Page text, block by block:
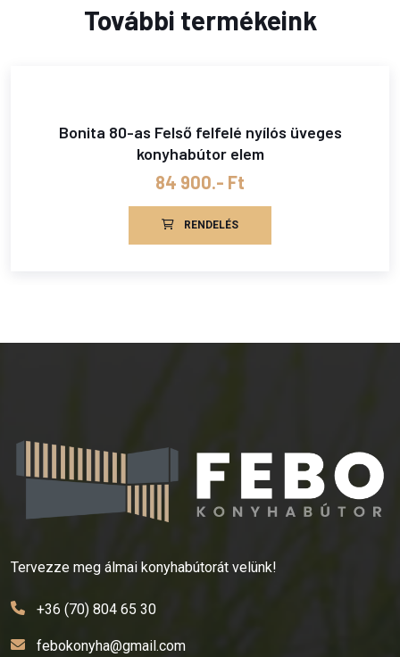
További termékeink
Bonita 80-as Felső felfelé nyílós üveges
konyhabútor elem
84 900.- Ft
RENDELÉS
Tervezze meg álmai konyhabútorát velünk!
+36 (70) 804 65 30
febokonyha@gmail.com